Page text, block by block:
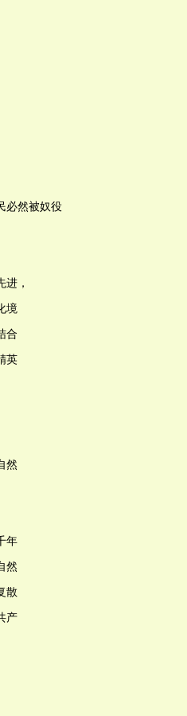
必然被奴役
进，
境
合
英
然
年
然
散
产